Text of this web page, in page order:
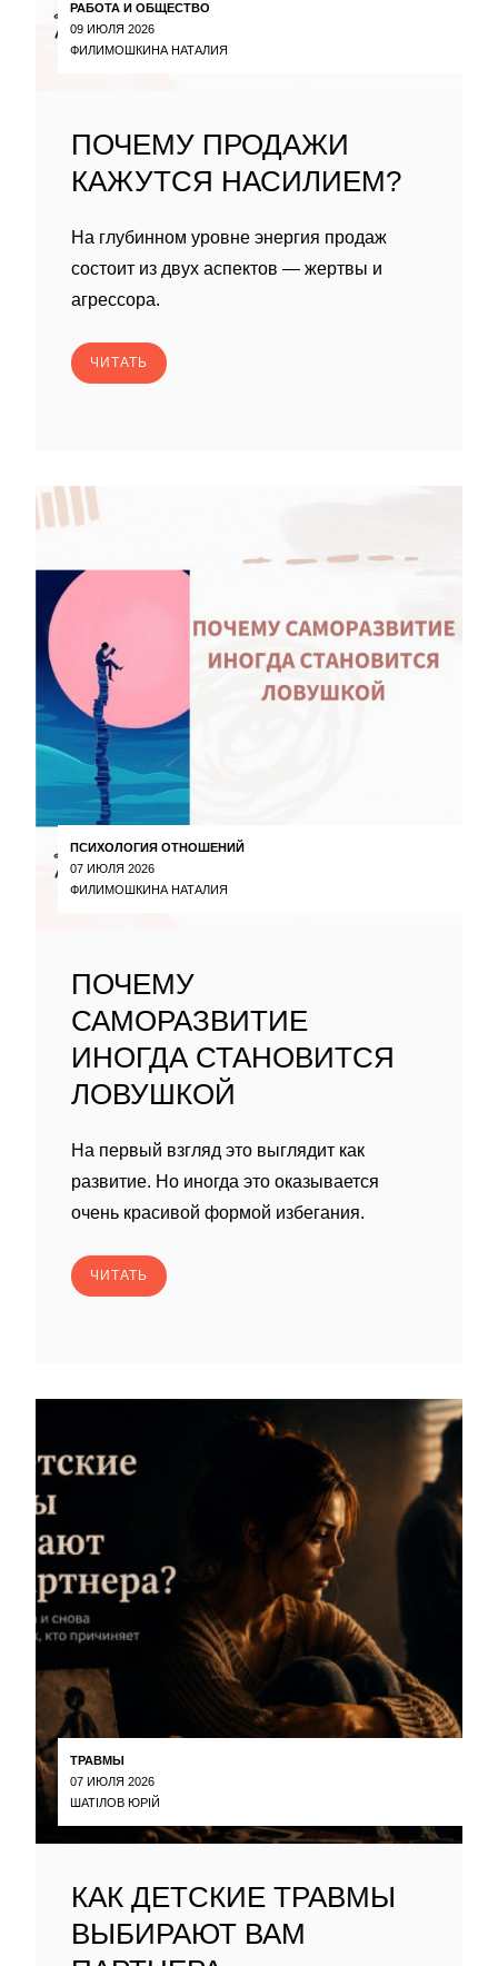
РАБОТА И ОБЩЕСТВО
09 ИЮЛЯ 2026
ФИЛИМОШКИНА НАТАЛИЯ
ПОЧЕМУ ПРОДАЖИ
КАЖУТСЯ НАСИЛИЕМ?
На глубинном уровне энергия продаж
состоит из двух аспектов — жертвы и
агрессора.
ЧИТАТЬ
ПСИХОЛОГИЯ ОТНОШЕНИЙ
07 ИЮЛЯ 2026
ФИЛИМОШКИНА НАТАЛИЯ
ПОЧЕМУ
САМОРАЗВИТИЕ
ИНОГДА СТАНОВИТСЯ
ЛОВУШКОЙ
На первый взгляд это выглядит как
развитие. Но иногда это оказывается
очень красивой формой избегания.
ЧИТАТЬ
ТРАВМЫ
07 ИЮЛЯ 2026
ШАТІЛОВ ЮРІЙ
КАК ДЕТСКИЕ ТРАВМЫ
ВЫБИРАЮТ ВАМ